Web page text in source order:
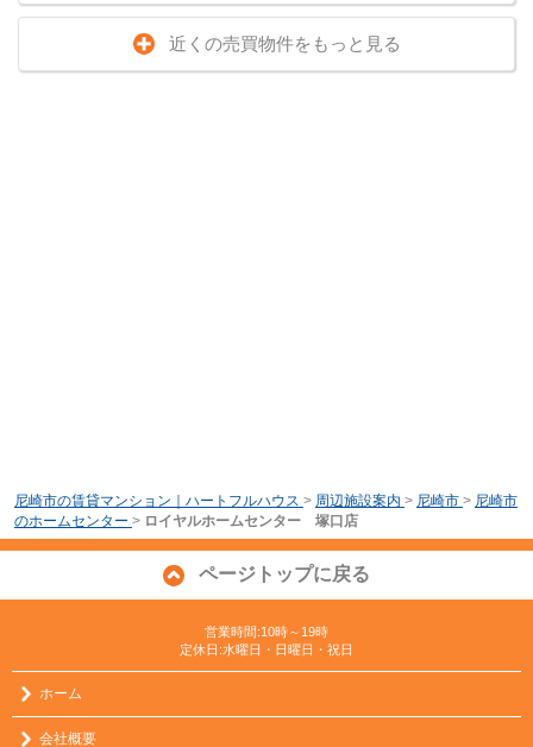
近くの売買物件をもっと見る
尼崎市の賃貸マンション｜ハートフルハウス > 周辺施設案内 > 尼崎市 > 尼崎市
のホームセンター > ロイヤルホームセンター 塚口店
ページトップに戻る
営業時間:10時～19時
定休日:水曜日・日曜日・祝日
ホーム
会社概要